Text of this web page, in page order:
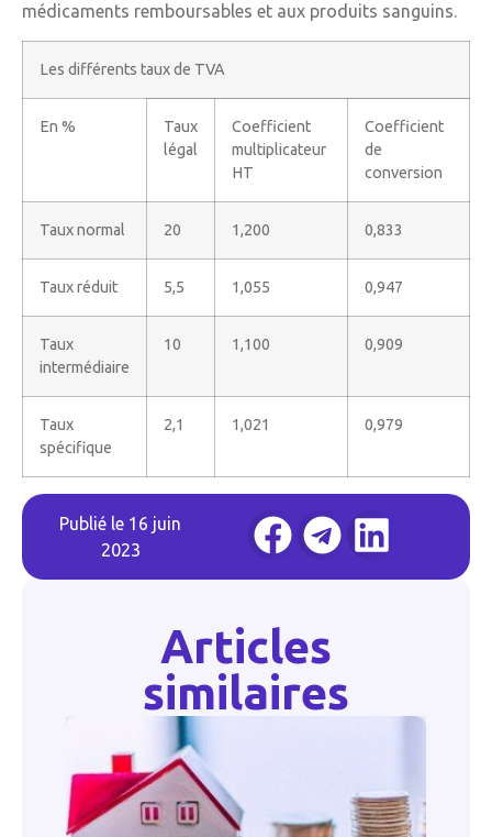
médicaments remboursables et aux produits sanguins.
Les différents taux de TVA
En %
Taux
légal
Coefficient
multiplicateur
HT
Coefficient
de
conversion
Taux normal 20 1,200 0,833
Taux réduit 5,5 1,055 0,947
Taux
intermédiaire
10 1,100 0,909
Taux
spécifique
2,1 1,021 0,979
Publié le 16 juin
2023
Articles
similaires